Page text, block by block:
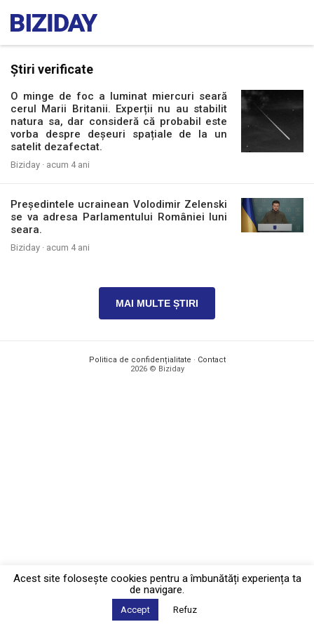
Știri verificate
O minge de foc a luminat miercuri seară
cerul Marii Britanii. Experții nu au stabilit
natura sa, dar consideră că probabil este
vorba despre deșeuri spațiale de la un
satelit dezafectat.
Biziday · acum 4 ani
Președintele ucrainean Volodimir Zelenski
se va adresa Parlamentului României luni
seara.
Biziday · acum 4 ani
MAI MULTE ȘTIRI
Politica de confidențialitate · Contact
2026 © Biziday
Acest site foloseşte cookies pentru a îmbunătăți experiența ta
de navigare.
Accept Refuz